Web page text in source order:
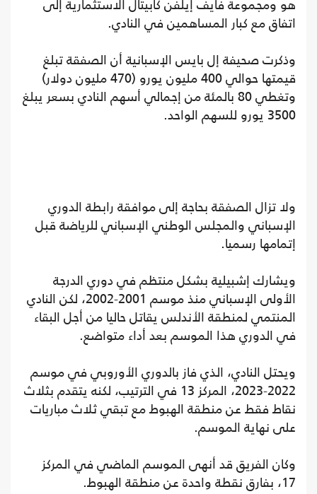
هو ومجموعة فايف إيلفن كابيتال الاستثمارية إلى
اتفاق مع كبار المساهمين في النادي.
وذكرت صحيفة إل بايس الإسبانية أن الصفقة تبلغ
قيمتها حوالي 400 مليون يورو (470 مليون دولار)
وتغطي 80 بالمئة من إجمالي أسهم النادي بسعر يبلغ
3500 يورو للسهم الواحد.
ولا تزال الصفقة بحاجة إلى موافقة رابطة الدوري
الإسباني والمجلس الوطني الإسباني للرياضة قبل
إتمامها رسميا.
ويشارك إشبيلية بشكل منتظم في دوري الدرجة
الأولى الإسباني منذ موسم 2001-2002، لكن النادي
المنتمي لمنطقة الأندلس يقاتل حاليا من أجل البقاء
في الدوري هذا الموسم بعد أداء متواضع.
ويحتل النادي، الذي فاز بالدوري الأوروبي في موسم
2022-2023، المركز 13 في الترتيب، لكنه يتقدم بثلاث
نقاط فقط عن منطقة الهبوط مع تبقي ثلاث مباريات
على نهاية الموسم.
وكان الفريق قد أنهى الموسم الماضي في المركز
17، بفارق نقطة واحدة عن منطقة الهبوط.